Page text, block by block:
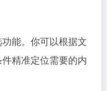
能。你可以根据文
精准定位需要的内